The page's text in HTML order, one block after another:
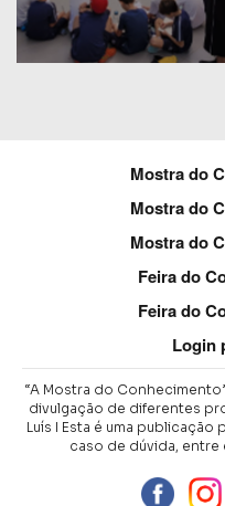
Mostra do
Mostra do
Mostra do
Feira do
Feira do
Login
“A Mostra do
divulgação de diferentes
Luís I Esta é uma
caso de dúvida, entre